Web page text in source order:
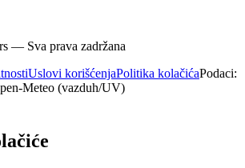
— Sva prava zadržana
Uslovi korišćenjaPolitika kolačićaPodaci:
Meteo (vazduh/UV)